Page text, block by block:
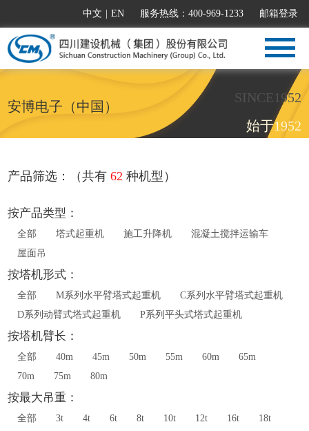
中文 EN 服务热线：400-969-1233 邮箱登录
安博电子（中国）
SINCE1952
始于1952
产品筛选：（共有62 种机型）
按产品类型：
全部 塔式起重机 施工升降机
混凝土搅拌运输车
屋面吊
按塔机形式：
全部 M系列水平臂塔式起重机
C系列水平臂塔式起重机
D系列动臂式塔式起重机
P系列平头式塔式起重机
按塔机臂长：
全部 40m 45m 50m 55m 60m
65m
70m
75m 80m
按最大吊重：
全部 3t 4t 6t 8t 10t 12t 16t
18t